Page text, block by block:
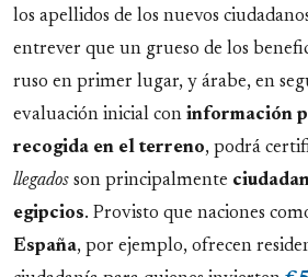
los apellidos de los nuevos
entrever que un grueso de los
ruso en primer lugar, y árabe, en
evaluación inicial con información
recogida en el terreno, podrá
llegados son principalmente
egipcios. Provisto que naciones
España, por ejemplo, ofrecen